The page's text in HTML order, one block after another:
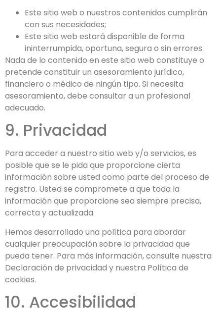
Este sitio web o nuestros contenidos cumplirán
con sus necesidades;
Este sitio web estará disponible de forma
ininterrumpida, oportuna, segura o sin errores.
Nada de lo contenido en este sitio web constituye o
pretende constituir un asesoramiento jurídico,
financiero o médico de ningún tipo. Si necesita
asesoramiento, debe consultar a un profesional
adecuado.
9. Privacidad
Para acceder a nuestro sitio web y/o servicios, es
posible que se le pida que proporcione cierta
información sobre usted como parte del proceso de
registro. Usted se compromete a que toda la
información que proporcione sea siempre precisa,
correcta y actualizada.
Hemos desarrollado una política para abordar
cualquier preocupación sobre la privacidad que
pueda tener. Para más información, consulte nuestra
Declaración de privacidad y nuestra Política de
cookies.
10. Accesibilidad